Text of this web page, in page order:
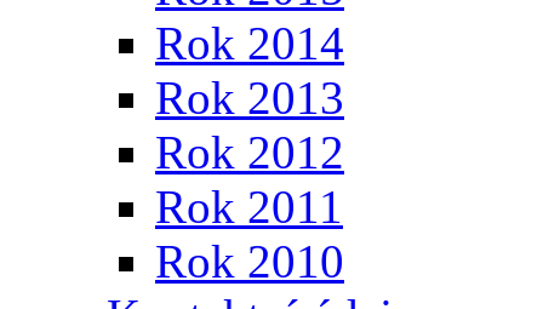
Rok 2014
Rok 2013
Rok 2012
Rok 2011
Rok 2010